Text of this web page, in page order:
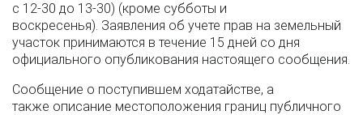
с 12-30 до 13-30) (кроме субботы и
воскресенья). Заявления об учете прав на земельный
участок принимаются в течение 15 дней со дня
официального опубликования настоящего сообщения.
Сообщение о поступившем ходатайстве, а
также описание местоположения границ публичного